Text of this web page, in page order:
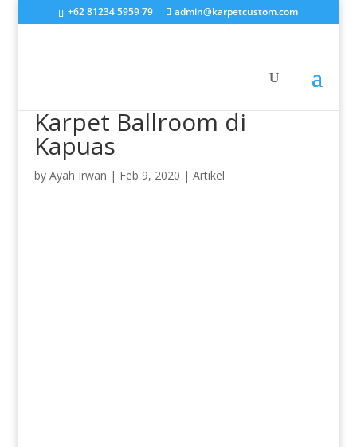
+62 81234 5959 79 admin@karpetcustom.com
Karpet Ballroom di
Kapuas
by Ayah Irwan | Feb 9, 2020 | Artikel